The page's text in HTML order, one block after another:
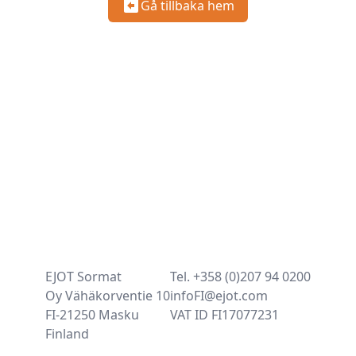
Gå tillbaka hem
EJOT Sormat
Oy Vähäkorventie 10
FI-21250 Masku
Finland
Tel. +358 (0)207 94 0200
infoFI@ejot.com
VAT ID FI17077231